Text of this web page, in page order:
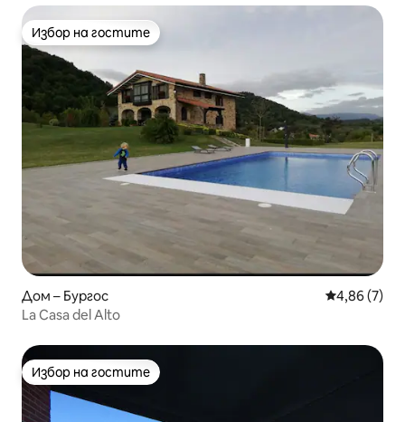
Избор на гостите
Избор на гостите
Дом – Бургос Средна
4,86 (7)
La Casa del Alto
Избор на гостите
Избор на гостите